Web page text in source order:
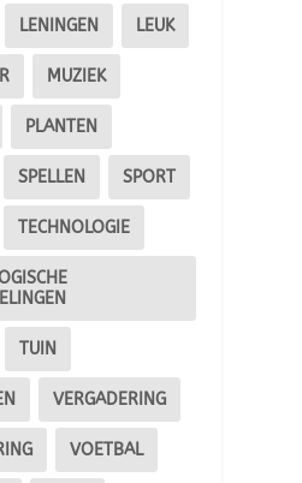
LENINGEN LEUK
MUZIEK
PLANTEN
SPELLEN SPORT
TECHNOLOGIE
TUIN
VERGADERING
VOETBAL